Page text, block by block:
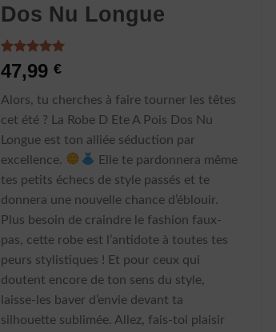
Dos Nu Longue
Noté5.00
sur 5 basé
1
client
47,99€
Alors, tu cherches à faire tourner les têtes
cet été ? La Robe D Ete A Pois Dos Nu
Longue est ton alliée séduction par
excellence.
Elle te pardonnera même
tes petits échecs de style passés et te
donnera une nouvelle chance d’éblouir.
Plus besoin de craindre le fashion faux-
pas, cette robe est l’antidote à toutes tes
peurs stylistiques ! Et pour ceux qui
doutent encore de ton sens du style,
laisse-les baver d’envie devant ta
silhouette sublimée. Allez, fais-toi plaisir